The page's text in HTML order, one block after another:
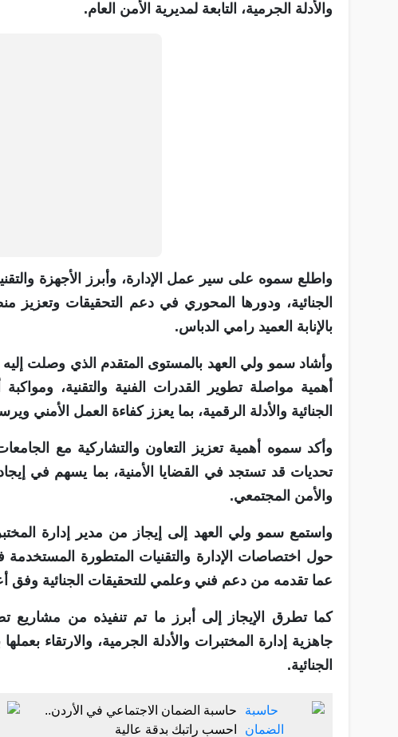
والأدلة الجرمية، التابعة لمديرية الأمن العام.
واطلع سموه على سير عمل الإدارة، وأبرز الأجهزة
الجنائية، ودورها المحوري في دعم التحقيقات وتعزيز
بالإنابة العميد رامي الدباس.
وأشاد سمو ولي العهد بالمستوى المتقدم الذي وصلت إليه
أهمية مواصلة تطوير القدرات الفنية والتقنية،
الجنائية والأدلة الرقمية، بما يعزز كفاءة العمل الأمني
وأكد سموه أهمية تعزيز التعاون والتشاركية مع
تحديات قد تستجد في القضايا الأمنية، بما يسهم في
والأمن المجتمعي.
واستمع سمو ولي العهد إلى إيجاز من مدير إدارة
حول اختصاصات الإدارة والتقنيات المتطورة المستخدمة
عما تقدمه من دعم فني وعلمي للتحقيقات الجنائية وفق
كما تطرق الإيجاز إلى أبرز ما تم تنفيذه من مشاريع
جاهزية إدارة المختبرات والأدلة الجرمية، والارتقاء
الجنائية.
حاسبة الضمان الاجتماعي في الأردن..
احسب راتبك بدقة عالية